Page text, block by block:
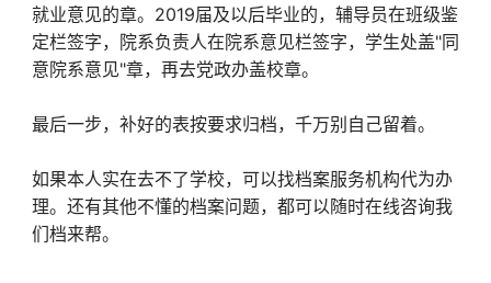
就业意见的章。2019届及以后毕业的，辅导员在班级鉴
定栏签字，院系负责人在院系意见栏签字，学生处盖"同
意院系意见"章，再去党政办盖校章。
最后一步，补好的表按要求归档，千万别自己留着。
如果本人实在去不了学校，可以找档案服务机构代为办
理。还有其他不懂的档案问题，都可以随时在线咨询我
们档来帮。